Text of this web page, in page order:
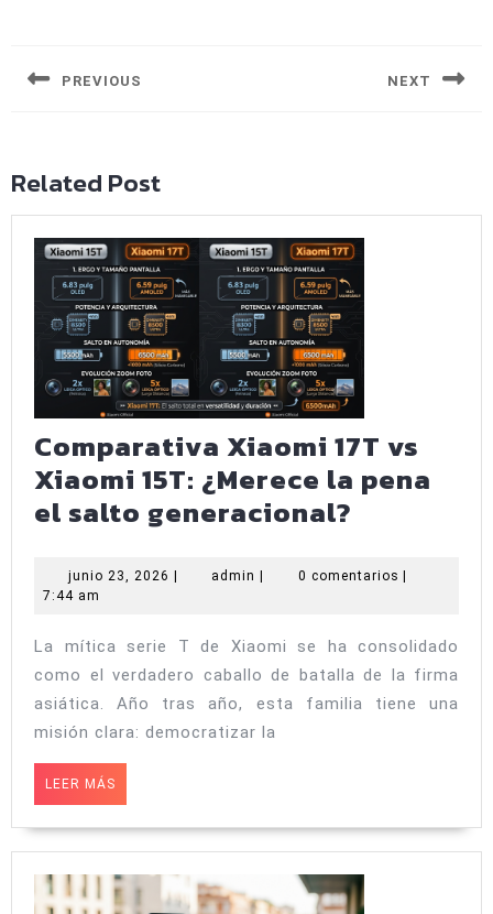
entradas
PREVIOUS NEXT
Related Post
Comparativa Xiaomi 17T vs
Xiaomi 15T: ¿Merece la pena
el salto generacional?
17T
Xiaomi
15T:
¿Merece
salto
junio 23, 2026 junio
admin admin0 comentarios
7:44 am
La mítica serie T de Xiaomi se ha consolidado
como el verdadero caballo de batalla de la firma
asiática. Año tras año, esta familia tiene una
misión clara: democratizar la
LEER MÁS
MÁS